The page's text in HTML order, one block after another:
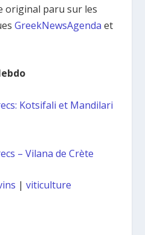
original paru sur les
GreekNewsAgenda et
Kotsifali et Mandilari
– Vilana de Crète
|viticulture